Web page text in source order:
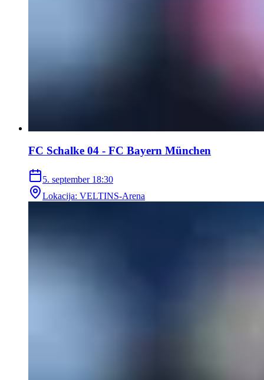
FC Schalke 04 - FC Bayern München
5. september 18:30
Lokacija: VELTINS-Arena